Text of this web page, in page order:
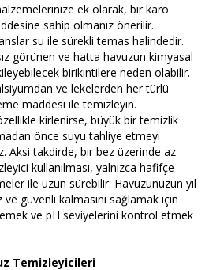
ek olarak, bir karo
sahip olmanız önerilir.
su ile sürekli temas halindedir.
görünen ve hatta havuzun kimyasal
birikintilere neden olabilir.
ve lekelerden her türlü
maddesi ile temizleyin.
kirlenirse, büyük bir temizlik
önce suyu tahliye etmeyi
Aksi takdirde, bir bez üzerinde az
kullanılması, yalnızca hafifçe
ile uzun sürebilir. Havuzunuzun yıl
güvenli kalmasını sağlamak için
ve pH seviyelerini kontrol etmek
Temizleyicileri